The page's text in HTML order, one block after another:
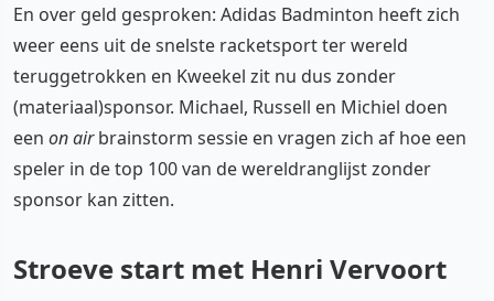
En over geld gesproken: Adidas Badminton heeft zich
weer eens uit de snelste racketsport ter wereld
teruggetrokken en Kweekel zit nu dus zonder
(materiaal)sponsor. Michael, Russell en Michiel doen
een on airbrainstorm sessie en vragen zich af hoe een
speler in de top 100 van de wereldranglijst zonder
sponsor kan zitten.
Stroeve start met Henri Vervoort